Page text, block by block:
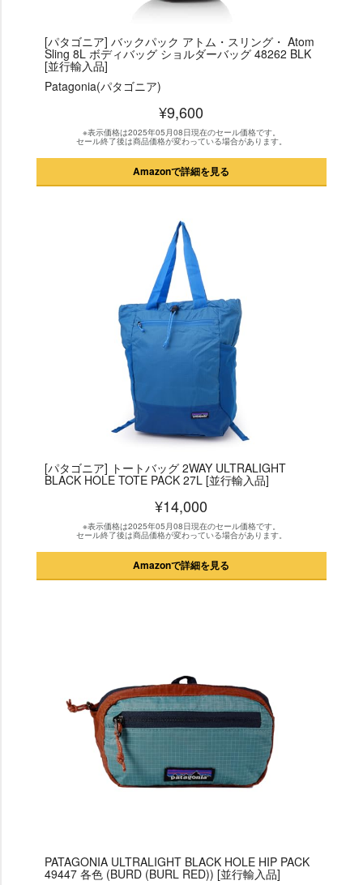
[パタゴニア] バックパック アトム・スリング・ Atom
Sling 8L ボディバッグ ショルダーバッグ 48262 BLK
[並行輸入品]
Patagonia(パタゴニア)
¥9,600
※表示価格は2025年05月08日現在のセール価格です。
セール終了後は商品価格が変わっている場合があります。
Amazonで詳細を見る
[パタゴニア] トートバッグ 2WAY ULTRALIGHT
BLACK HOLE TOTE PACK 27L [並行輸入品]
¥14,000
※表示価格は2025年05月08日現在のセール価格です。
セール終了後は商品価格が変わっている場合があります。
Amazonで詳細を見る
PATAGONIA ULTRALIGHT BLACK HOLE HIP PACK
49447 各色 (BURD (BURL RED)) [並行輸入品]